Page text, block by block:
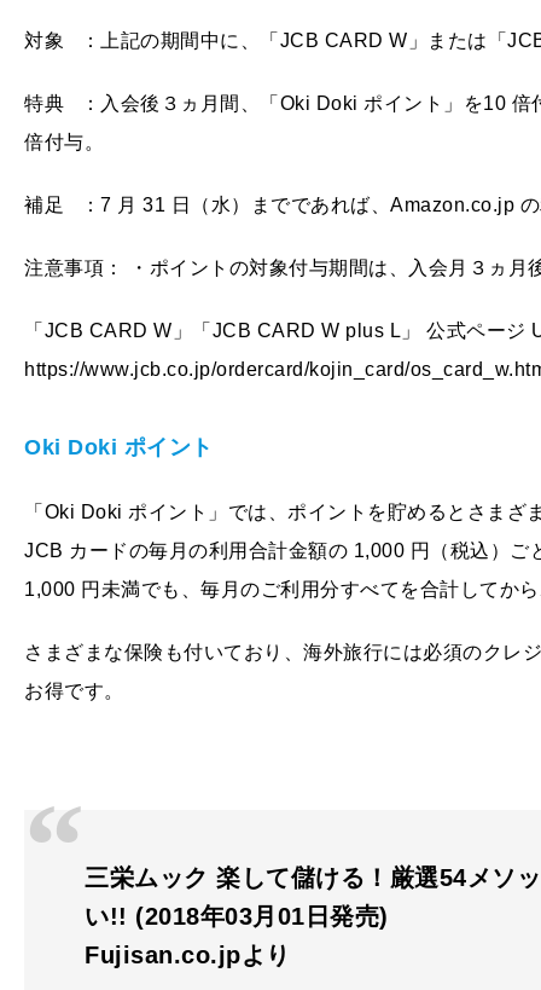
対象 ：上記の期間中に、「JCB CARD W」または「
特典 ：入会後３ヵ月間、「Oki Doki ポイント」を10
倍付与。
補足 ：7 月 31 日（水）までであれば、Amazon.co.jp
注意事項： ・ポイントの対象付与期間は、入会月３ヵ月
「JCB CARD W」「JCB CARD W plus L」 公式ペー
https://www.jcb.co.jp/ordercard/kojin_card/
Oki Doki ポイント
「Oki Doki ポイント」では、ポイントを貯めるとさま
JCB カードの毎月の利用合計金額の 1,000 円（税込）
1,000 円未満でも、毎月のご利用分すべてを合計してか
さまざまな保険も付いており、海外旅行には必須のクレ
お得です。
三栄ムック 楽して儲ける！厳選54メソ
い!! (2018年03月01日発売)
Fujisan.co.jpより